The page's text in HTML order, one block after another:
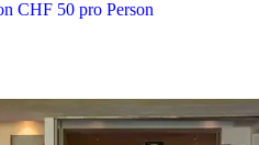
CHF 50 pro Person